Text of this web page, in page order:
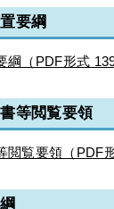
要綱
（PDF形式
等閲覧要領
覧要領（PDF